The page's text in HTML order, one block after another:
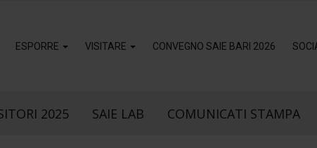
ESPORRE VISITARE CONVEGNO SAIE BARI 2026
2025 SAIE LAB COMUNICATI STAMPA